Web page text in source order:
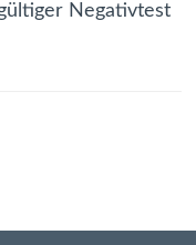
Negativtest